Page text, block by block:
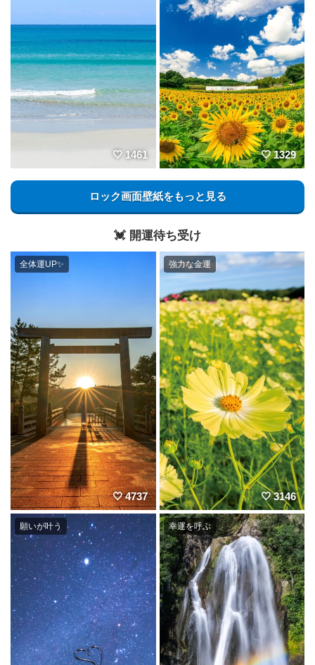
1461 1329
ロック画面壁紙をもっと見る
💓 開運待ち受け
全体運UP✨️
4737
強力な金運
3146
願いが叶う 幸運を呼ぶ